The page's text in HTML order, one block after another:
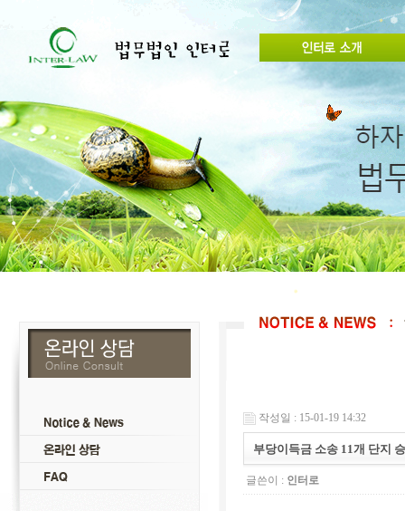
작성일 : 15-01-19 14:32
부당이득금 소송 11개 단지
글쓴이 : 인터로